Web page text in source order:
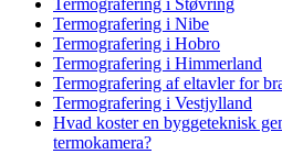
Termografering i Støvring
Termografering i Nibe
Termografering i Hobro
Termografering i Himmerland
Termografering af eltavler for
Termografering i Vestjylland
Hvad koster en byggeteknisk
termokamera?